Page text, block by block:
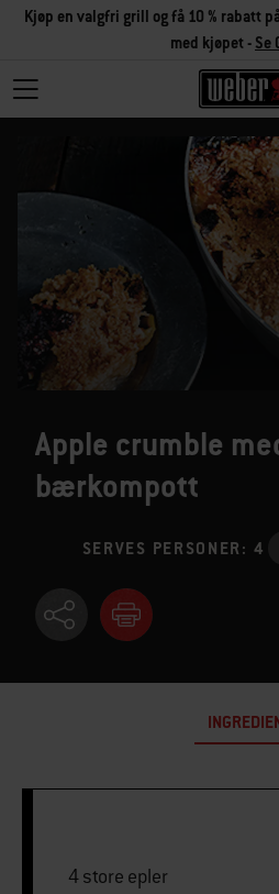
Kjøp en valgfri grill og få 10 % rabatt
med kjøpet - Se
Apple crumble
bærkompott
SERVES PERSONER: 4
4 store epler